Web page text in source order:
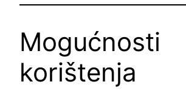
Mogućnosti
korištenja